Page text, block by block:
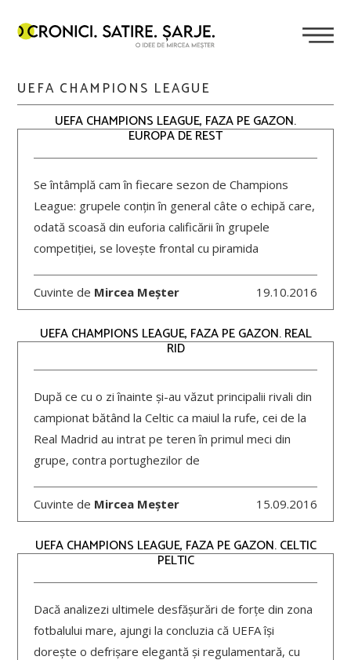
UEFA CHAMPIONS LEAGUE
UEFA CHAMPIONS LEAGUE, FAZA PE GAZON.
EUROPA DE REST
Se întâmplă cam în fiecare sezon de Champions
League: grupele conțin în general câte o echipă care,
odată scoasă din euforia calificării în grupele
competiției, se lovește frontal cu piramida
Cuvinte de Mircea Meșter 19.10.2016
UEFA CHAMPIONS LEAGUE, FAZA PE GAZON. REAL
RID
După ce cu o zi înainte și-au văzut principalii rivali din
campionat bătând la Celtic ca maiul la rufe, cei de la
Real Madrid au intrat pe teren în primul meci din
grupe, contra portughezilor de
Cuvinte de Mircea Meșter 15.09.2016
UEFA CHAMPIONS LEAGUE, FAZA PE GAZON. CELTIC
PELTIC
Dacă analizezi ultimele desfășurări de forțe din zona
fotbalului mare, ajungi la concluzia că UEFA își
dorește o defrișare elegantă și regulamentară, cu